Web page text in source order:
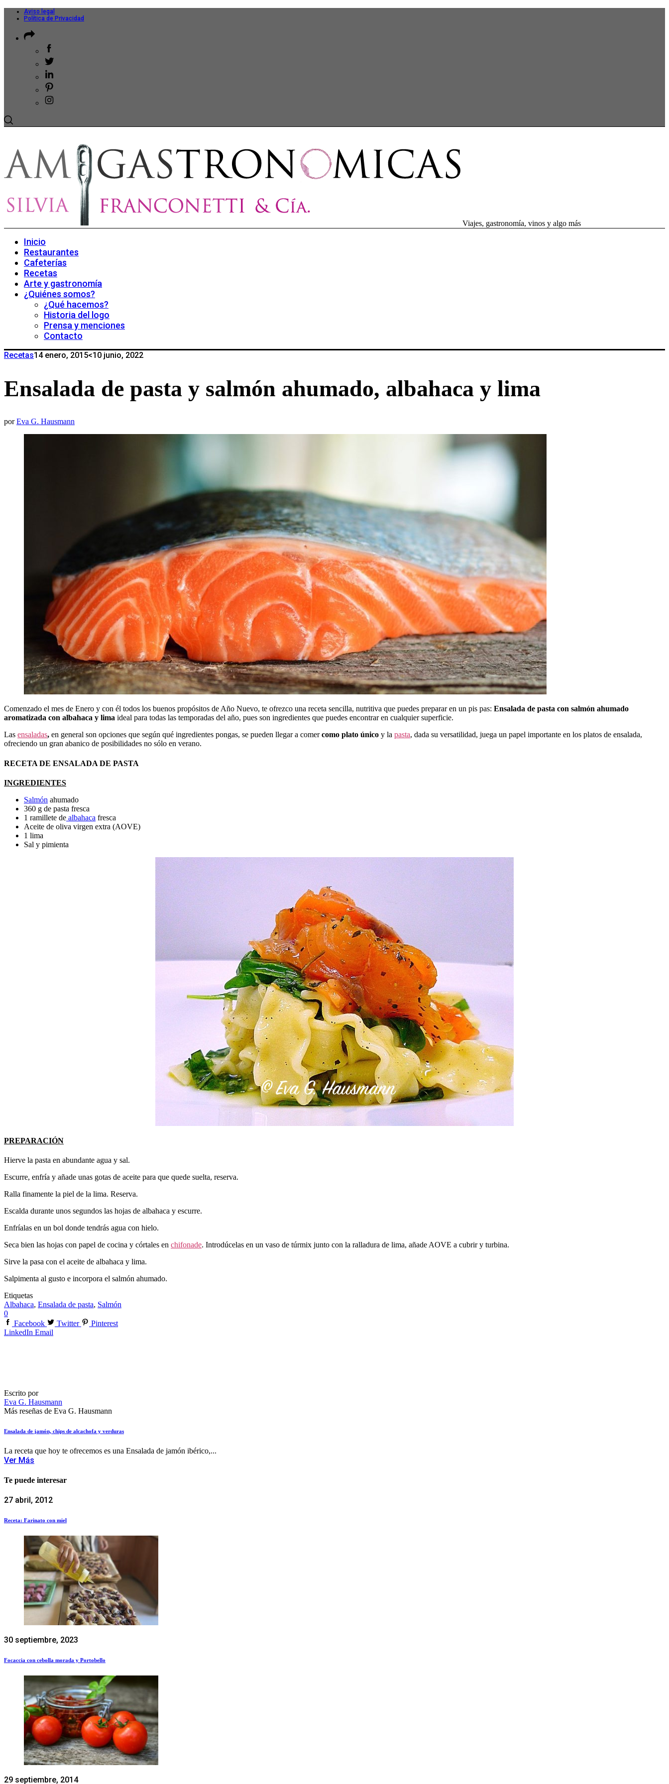
Aviso legal
Política de Privacidad
Viajes, gastronomía, vinos y algo más
Inicio
Restaurantes
Cafeterías
Recetas
Arte y gastronomía
¿Quiénes somos?
¿Qué hacemos?
Historia del logo
Prensa y menciones
Contacto
Recetas14 enero, 2015<10 junio, 2022
Ensalada de pasta y salmón ahumado, albahaca y lima
por Eva G. Hausmann
Comenzado el mes de Enero y con él todos los buenos propósitos de Año Nuevo, te ofrezco una receta sencilla, nutritiva que puedes preparar en un pis pas: Ensalada de pasta con salmón ahumado
aromatizada con albahaca y lima ideal para todas las temporadas del año, pues son ingredientes que puedes encontrar en cualquier superficie.
Las ensaladas, en general son opciones que según qué ingredientes pongas, se pueden llegar a comercomo plato único y la pasta, dada su versatilidad, juega un papel importante en los platos de ensalada,
ofreciendo un gran abanico de posibilidades no sólo en verano.
RECETA DE ENSALADA DE PASTA
INGREDIENTES
Salmón ahumado
360 g de pasta fresca
1 ramillete de albahaca fresca
Aceite de oliva virgen extra (AOVE)
1 lima
Sal y pimienta
PREPARACIÓN
Hierve la pasta en abundante agua y sal.
Escurre, enfría y añade unas gotas de aceite para que quede suelta, reserva.
Ralla finamente la piel de la lima. Reserva.
Escalda durante unos segundos las hojas de albahaca y escurre.
Enfríalas en un bol donde tendrás agua con hielo.
Seca bien las hojas con papel de cocina y córtales en chifonade. Introdúcelas en un vaso de túrmix junto con la ralladura de lima, añade AOVE a cubrir y turbina.
Sirve la pasa con el aceite de albahaca y lima.
Salpimenta al gusto e incorpora el salmón ahumado.
Etiquetas
Albahaca, Ensalada de pasta, Salmón
0
Facebook
Twitter
Pinterest
LinkedIn Email
Escrito por
Eva G. Hausmann
Más reseñas de Eva G. Hausmann
Ensalada de jamón, chips de alcachofa y verduras
La receta que hoy te ofrecemos es una Ensalada de jamón ibérico,...
Ver Más
Te puede interesar
27 abril, 2012
Receta: Farinato con miel
30 septiembre, 2023
Focaccia con cebolla morada y Portobello
29 septiembre, 2014